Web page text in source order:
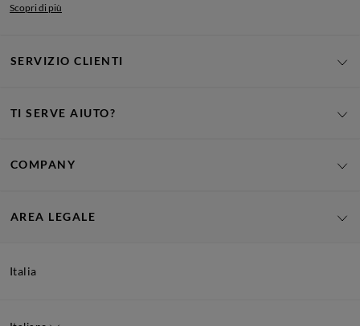
Scopri di più
SERVIZIO CLIENTI
TI SERVE AIUTO?
COMPANY
AREA LEGALE
Italia